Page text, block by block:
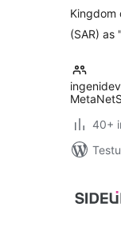
Kingdom
40+